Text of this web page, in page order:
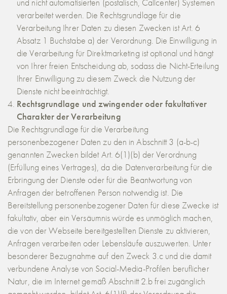
verarbeitet werden. Die Rechtsgrundlage für die
Verarbeitung Ihrer Daten zu diesen Zwecken ist Art. 6
Absatz 1 Buchstabe a) der Verordnung. Die Einwilligung in
die Verarbeitung für Direktmarketing ist optional und hängt
von Ihrer freien Entscheidung ab, sodass die Nicht-Erteilung
Ihrer Einwilligung zu diesem Zweck die Nutzung der
Dienste nicht beeinträchtigt.
Rechtsgrundlage und zwingender oder fakultativer
Charakter der Verarbeitung
Die Rechtsgrundlage für die Verarbeitung
personenbezogener Daten zu den in Abschnitt 3 (a-b-c)
genannten Zwecken bildet Art. 6(1)(b) der Verordnung
(Erfüllung eines Vertrages), da die Datenverarbeitung für die
Erbringung der Dienste oder für die Beantwortung von
Anfragen der betroffenen Person notwendig ist. Die
Bereitstellung personenbezogener Daten für diese Zwecke ist
fakultativ, aber ein Versäumnis würde es unmöglich machen,
die von der Webseite bereitgestellten Dienste zu aktivieren,
Anfragen verarbeiten oder Lebensläufe auszuwerten. Unter
besonderer Bezugnahme auf den Zweck 3.c und die damit
verbundene Analyse von Social-Media-Profilen beruflicher
Natur, die im Internet gemäß Abschnitt 2.b frei zugänglich